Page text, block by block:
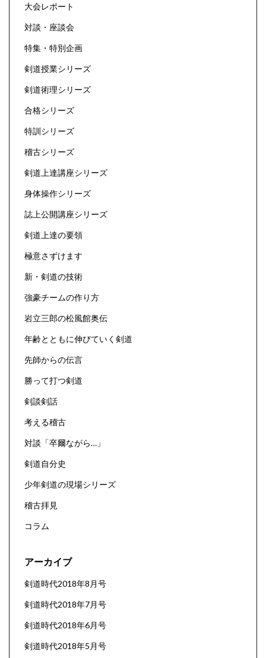
大会レポート
対談・座談会
特集・特別企画
剣道授業シリーズ
剣道術理シリーズ
合格シリーズ
特訓シリーズ
稽古シリーズ
剣道上達講座シリーズ
身体操作シリーズ
誌上公開講座シリーズ
剣道上達の要領
極意さずけます
新・剣道の技術
強豪チームの作り方
岩立三郎の松風館奥伝
年齢とともに伸びていく剣道
先師からの伝言
勝って打つ剣道
剣談剣話
考える稽古
対談「卒爾ながら…」
剣道自分史
少年剣道の現場シリーズ
稽古拝見
コラム
アーカイブ
剣道時代2018年8月号
剣道時代2018年7月号
剣道時代2018年6月号
剣道時代2018年5月号